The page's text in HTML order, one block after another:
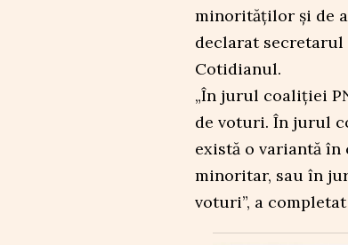
minorităţilor şi de
declarat secretarul
Cotidianul.
„În jurul coaliţiei
de voturi. În jurul
există o variantă în
minoritar, sau în
voturi”, a